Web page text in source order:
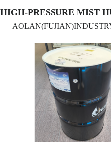
HIGH-PRESSURE MIST